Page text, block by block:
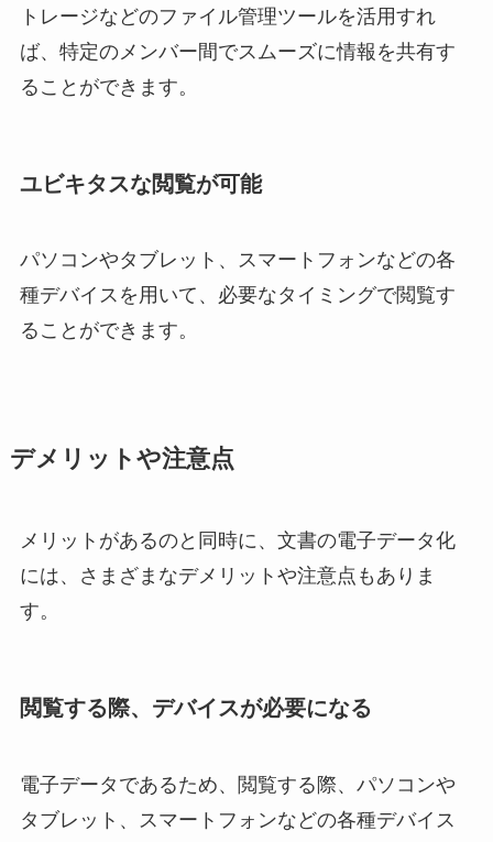
トレージなどのファイル管理ツールを活用すれ
ば、特定のメンバー間でスムーズに情報を共有す
ることができます。
ユビキタスな閲覧が可能
パソコンやタブレット、スマートフォンなどの各
種デバイスを用いて、必要なタイミングで閲覧す
ることができます。
デメリットや注意点
メリットがあるのと同時に、文書の電子データ化
には、さまざまなデメリットや注意点もありま
す。
閲覧する際、デバイスが必要になる
電子データであるため、閲覧する際、パソコンや
タブレット、スマートフォンなどの各種デバイス